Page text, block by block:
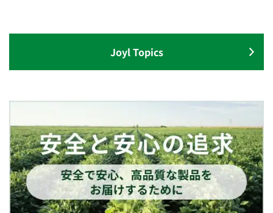
Joyl Topics